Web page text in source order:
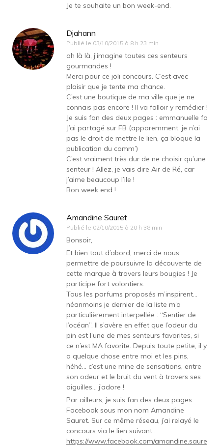
Je te souhaite un bon week-end.
Djahann
Publié le 03/10/2015 à 8 h 23 min
oh là là, j’imagine toutes ces senteurs
gourmandes !
Merci pour ce joli concours. C’est avec
plaisir que je tente ma chance.
C’est une boutique de ma ville que je ne
connais pas encore ! Il va falloir y remédier !
Je suis fan des deux pages : emmanuelle fo
J’ai partagé sur FB (apparemment, je n’ai
pas le droit de mettre le lien, ça bloque la
publication du comm’)
C’est vraiment très dur de ne choisir qu’une
senteur ! Allez, je vais dire Air de Ré, car
j’aime beaucoup l’ile !
Bon week end !
Amandine Sauret
Publié le 02/10/2015 à 20 h 38 min
Bonsoir,
Et bien tout d’abord, merci de nous
permettre de poursuivre la découverte de
cette marque à travers leurs bougies ! Je
participe fort volontiers.
Tous les parfums proposés m’inspirent…
néanmoins je dernier de la liste m’a
particulièrement interpellée : “Sentier de
l’océan”. Il s’avère en effet que l’odeur du
pin est l’une de mes senteurs favorites, si
ce n’est MA favorite. Depuis toute petite, il y
a quelque chose entre moi et les pins,
héhé… c’est une mine de sensations, entre
son odeur et le bruit du vent à travers ses
aiguilles… j’adore !
Par ailleurs, je suis fan des deux pages
Facebook sous mon nom Amandine
Sauret. Sur ce même réseau, j’ai relayé le
concours via le lien suivant :
https://www.facebook.com/amandine.saure